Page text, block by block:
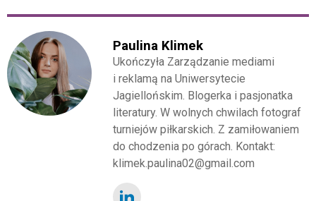
Paulina Klimek
Ukończyła Zarządzanie mediami
i reklamą na Uniwersytecie
Jagiellońskim. Blogerka i pasjonatka
literatury. W wolnych chwilach fotograf
turniejów piłkarskich. Z zamiłowaniem
do chodzenia po górach. Kontakt:
klimek.paulina02@gmail.com